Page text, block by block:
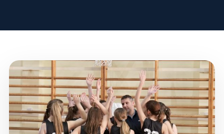
Hírek
Naptár
Dokumentumok